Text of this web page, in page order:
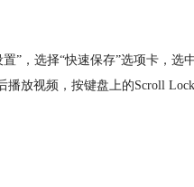
”，选择“快速保存”选项卡，选
播放视频，按键盘上的Scroll